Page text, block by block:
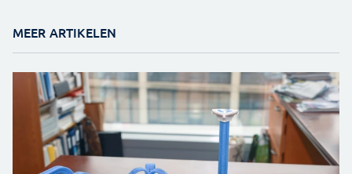
MEER ARTIKELEN